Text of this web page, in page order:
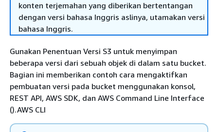
konten terjemahan yang diberikan bertentangan
dengan versi bahasa Inggris aslinya, utamakan versi
bahasa Inggris.
Gunakan Penentuan Versi S3 untuk menyimpan
beberapa versi dari sebuah objek di dalam satu bucket.
Bagian ini memberikan contoh cara mengaktifkan
pembuatan versi pada bucket menggunakan konsol,
REST API, AWS SDK, dan AWS Command Line Interface
().AWS CLI